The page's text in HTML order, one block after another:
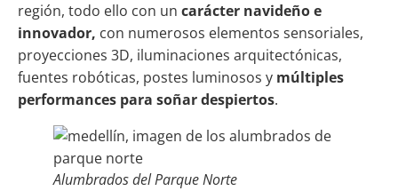
región, todo ello con un carácter navideño e
innovador, con numerosos elementos sensoriales,
proyecciones 3D, iluminaciones arquitectónicas,
fuentes robóticas, postes luminosos y múltiples
performances para soñar despiertos.
Alumbrados del Parque Norte